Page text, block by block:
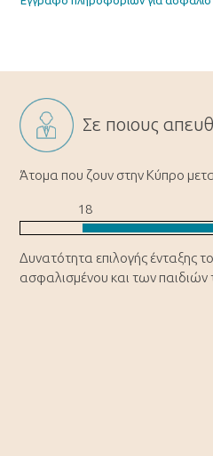
Σε ποιους
Άτομα που ζουν στην Κύπρο
18
Δυνατότητα επιλογής ένταξης
ασφαλισμένου και των παιδιών